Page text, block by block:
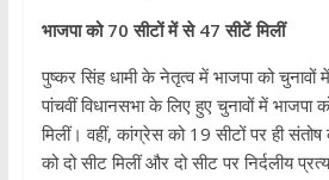
भाजपा को 70 सीटों में से 47 सीटें मिलीं
पुष्‍कर सिंह धामी के नेतृत्‍व में भाजपा को चुनावों
पांचवीं विधानसभा के लिए हुए चुनावों में
मिलीं। वहीं, कांग्रेस को 19 सीटों पर ही
को दो सीट मिलीं और दो सीट पर निर्दलीय